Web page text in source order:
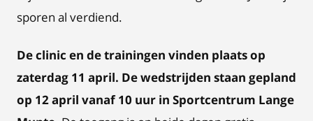
sporen al verdiend.
De clinic en de trainingen vinden plaats op
zaterdag 11 april. De wedstrijden staan gepland
op 12 april vanaf 10 uur in Sportcentrum Lange